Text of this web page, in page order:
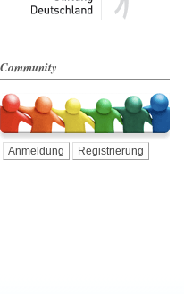
Community
Anmeldung Registrierung